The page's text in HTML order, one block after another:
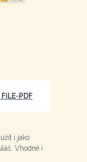
FILE-PDF
i jako
Vhodné i